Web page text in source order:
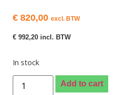
€ 820,00 excl. BTW
€ 992,20 incl. BTW
In stock
Add to cart